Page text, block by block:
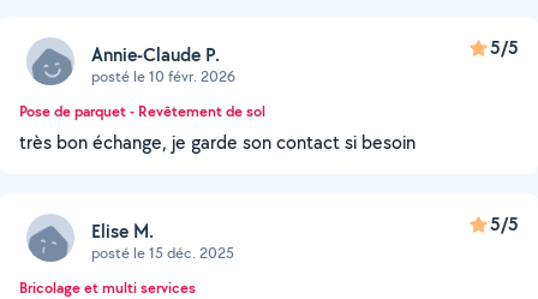
Annie-Claude P.
posté le 10 févr. 2026
5/5
Pose de parquet - Revêtement de sol
très bon échange, je garde son contact si besoin
Elise M.
posté le 15 déc. 2025
5/5
Bricolage et multi services